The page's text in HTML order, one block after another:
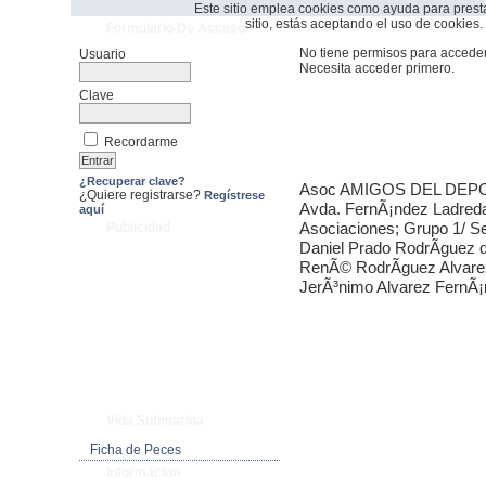
Este sitio emplea cookies como ayuda para
sitio, estás aceptando el uso de cookies.
Usuario
Clave
Recordarme
¿Recuperar clave?
¿Quiere registrarse? Regístrese
aquí
Ficha de Peces
No tiene permisos para
Necesita acceder primero.
Asoc AMIGOS DEL
Avda. FernÃ¡ndez
Asociaciones; Grupo 1/
Daniel Prado RodrÃ­guez
RenÃ© RodrÃ­guez
JerÃ³nimo Alvarez